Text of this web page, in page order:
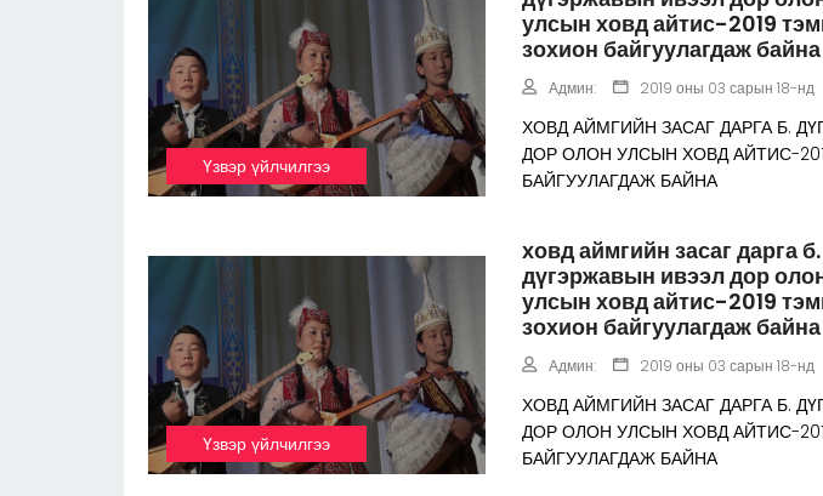
Үзвэр үйлчилгээ
улсын ховд айтис-2019
зохион байгуулагдаж байна
Админ: 2019 оны 03 сарын 18-нд
ХОВД АЙМГИЙН ЗАСАГ ДАРГА Б.
ДОР ОЛОН УЛСЫН ХОВД АЙТИС-
БАЙГУУЛАГДАЖ БАЙНА
Үзвэр үйлчилгээ
ховд аймгийн засаг дарга б.
дүгэржавын ивээл дор
улсын ховд айтис-2019
зохион байгуулагдаж байна
Админ: 2019 оны 03 сарын 18-нд
ХОВД АЙМГИЙН ЗАСАГ ДАРГА Б.
ДОР ОЛОН УЛСЫН ХОВД АЙТИС-
БАЙГУУЛАГДАЖ БАЙНА